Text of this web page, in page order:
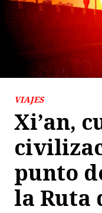
VIAJES
Xi’an,
punto
la Ruta